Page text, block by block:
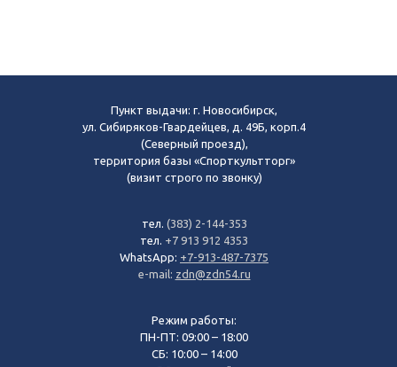
Пункт выдачи: г. Новосибирск,
ул. Сибиряков-Гвардейцев, д. 49Б, корп.4
(Северный проезд),
территория базы «Спорткультторг»
(визит строго по звонку)
тел. (383) 2-144-353
тел. +7 913 912 4353
WhatsApp: +7-913-487-7375
e-mail: zdn@zdn54.ru
Режим работы:
ПН-ПТ: 09:00 – 18:00
СБ: 10:00 – 14:00